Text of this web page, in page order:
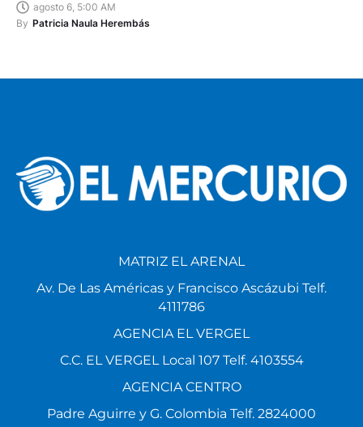
agosto 6, 5:00 AM
By Patricia Naula Herembás
MATRIZ EL ARENAL
Av. De Las Américas y Francisco Ascázubi Telf.
4111786
AGENCIA EL VERGEL
C.C. EL VERGEL Local 107 Telf. 4103554
AGENCIA CENTRO
Padre Aguirre y G. Colombia Telf. 2824000